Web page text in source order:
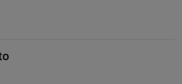
após a verificação do bom